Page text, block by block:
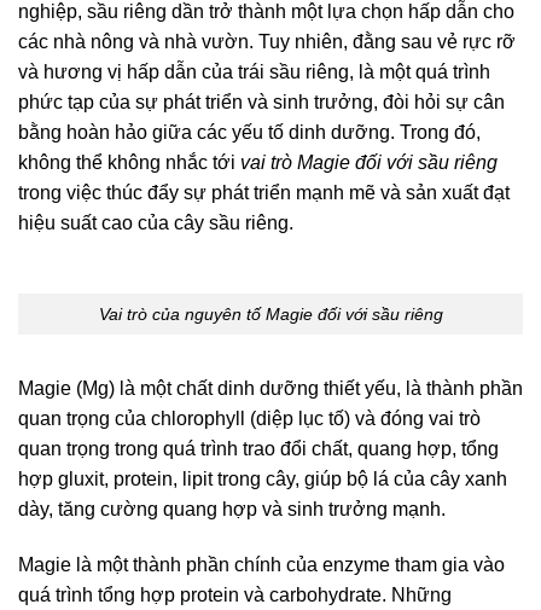
nghiệp, sầu riêng dần trở thành một lựa chọn hấp dẫn cho
các nhà nông và nhà vườn. Tuy nhiên, đằng sau vẻ rực rỡ
và hương vị hấp dẫn của trái sầu riêng, là một quá trình
phức tạp của sự phát triển và sinh trưởng, đòi hỏi sự cân
bằng hoàn hảo giữa các yếu tố dinh dưỡng. Trong đó,
không thể không nhắc tới vai trò Magie đối với sầu riêng
trong việc thúc đẩy sự phát triển mạnh mẽ và sản xuất đạt
hiệu suất cao của cây sầu riêng.
Vai trò của nguyên tố Magie đối với sầu riêng
Magie (Mg) là một chất dinh dưỡng thiết yếu, là thành phần
quan trọng của chlorophyll (diệp lục tố) và đóng vai trò
quan trọng trong quá trình trao đổi chất, quang hợp, tổng
hợp gluxit, protein, lipit trong cây, giúp bộ lá của cây xanh
dày, tăng cường quang hợp và sinh trưởng mạnh.
Magie là một thành phần chính của enzyme tham gia vào
quá trình tổng hợp protein và carbohydrate. Những